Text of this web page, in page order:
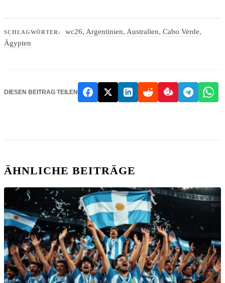
SCHLAGWÖRTER: wc26, Argentinien, Australien, Cabo Verde,
Ägypten
DIESEN BEITRAG TEILEN
ÄHNLICHE BEITRÄGE